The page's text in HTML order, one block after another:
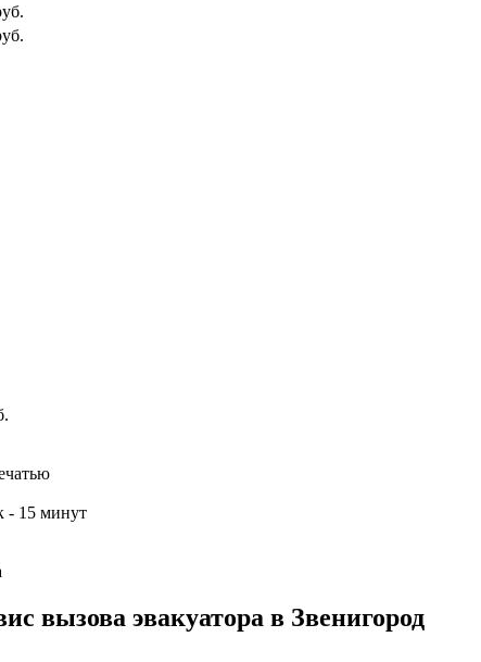
- 15 минут
вызова эвакуатора в Звенигород